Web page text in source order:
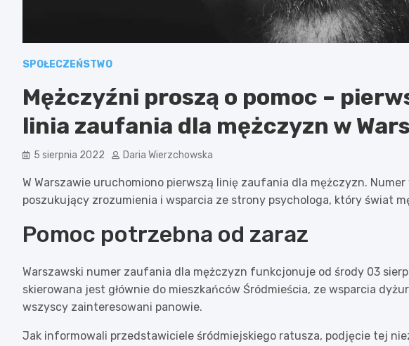
SPOŁECZEŃSTWO
Mężczyźni proszą o pomoc –
linia zaufania dla mężczyzn w
5 sierpnia 2022 Daria Wierzchowska
W Warszawie uruchomiono pierwszą linię zaufania dla mężczyzn.
poszukujący zrozumienia i wsparcia ze strony psychologa, który świat
Pomoc potrzebna od zaraz
Warszawski numer zaufania dla mężczyzn funkcjonuje od środy 03
skierowana jest głównie do mieszkańców Śródmieścia, ze wsparcia
wszyscy zainteresowani panowie.
Jak informowali przedstawiciele śródmiejskiego ratusza, podjęcie tej